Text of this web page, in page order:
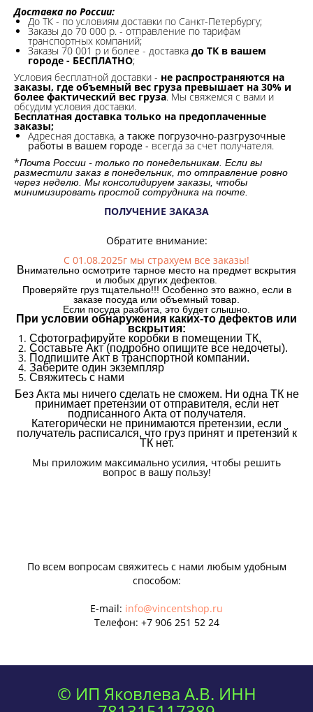
Доставка по России:
До ТК - по условиям доставки по Санкт-Петербургу;
Заказы до 70 000 р. - отправление по тарифам
транспортных компаний;
Заказы 70 001 р и более - доставка до ТК в вашем
городе - БЕСПЛАТНО;
Условия бесплатной доставки - не распространяются на
заказы, где объемный вес груза превышает на 30% и
более фактический вес груза. Мы свяжемся с вами и
обсудим условия доставки.
Бесплатная доставка только на предоплаченные
заказы;
Адресная доставка, а также погрузочно-разгрузочные
работы в вашем городе - всегда за счет получателя.
*Почта России - только по понедельникам. Если вы
разместили заказ в понедельник, то отправление ровно
через неделю. Мы консолидируем заказы, чтобы
минимизировать простой сотрудника на почте.
ПОЛУЧЕНИЕ ЗАКАЗА
Обратите внимание:
С 01.08.2025г мы страхуем все заказы!
Внимательно осмотрите тарное место на предмет вскрытия
и любых других дефектов.
Проверяйте груз тщательно!!! Особенно это важно, если в
заказе посуда или объемный товар.
Если посуда разбита, это будет слышно.
При условии обнаружения каких-то дефектов или
вскрытия:
Сфотографируйте коробки в помещении ТК,
Составьте Акт (подробно опишите все недочеты).
Подпишите Акт в транспортной компании.
Заберите один экземпляр
Свяжитесь с нами
Без Акта мы ничего сделать не сможем. Ни одна ТК не
принимает претензии от отправителя, если нет
подписанного Акта от получателя.
Категорически не принимаются претензии, если
получатель расписался, что груз принят и претензий к
ТК нет.
Мы приложим максимально усилия, чтобы решить
вопрос в вашу пользу!
По всем вопросам свяжитесь с нами любым удобным
способом:
E-mail: info@vincentshop.ru
Телефон: +7 906 251 52 24
© ИП Яковлева А.В. ИНН